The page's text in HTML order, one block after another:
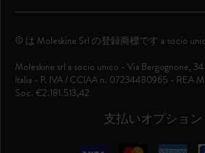
支払いオプション
© は Moleskine Srl の登録商標です a socio
Moleskine srl a socio unico - Via Bergognone,
Italia - P. IVA / CCIAA n. 07234480965 - REA
Soc. €2.181.513,42